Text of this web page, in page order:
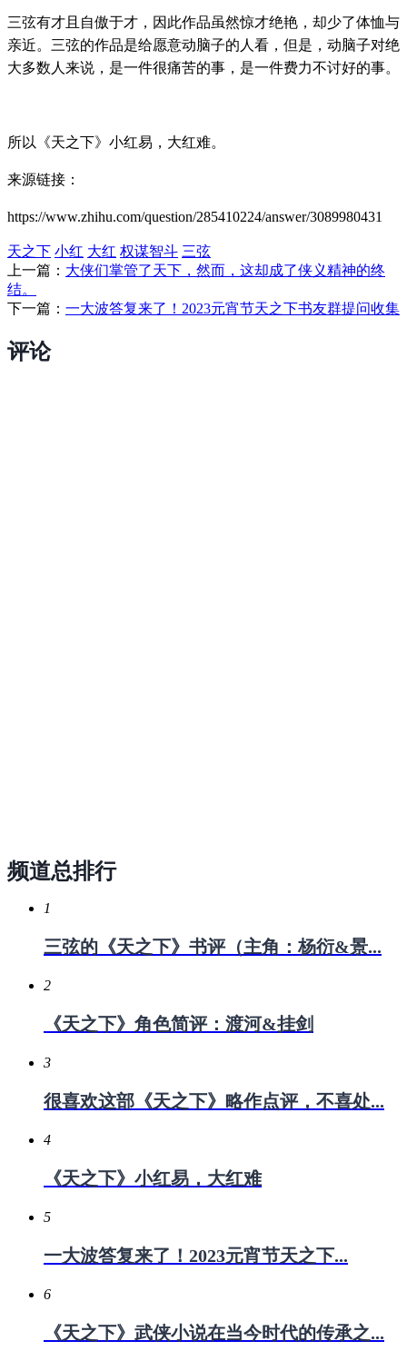
三弦有才且自傲于才，因此作品虽然惊才绝艳，却少了体恤与
亲近。三弦的作品是给愿意动脑子的人看，但是，动脑子对绝
大多数人来说，是一件很痛苦的事，是一件费力不讨好的事。
所以《天之下》小红易，大红难。
来源链接：
https://www.zhihu.com/question/285410224/answer/3089980431
天之下 小红 大红 权谋智斗 三弦
上一篇： 大侠们掌管了天下，然而，这却成了侠义精神的终
结。
下一篇： 一大波答复来了！2023元宵节天之下书友群提问收集
评论
频道总排行
1
三弦的《天之下》书评（主角：杨衍&景...
2
《天之下》角色简评：渡河&挂剑
3
很喜欢这部《天之下》略作点评，不喜处...
4
《天之下》小红易，大红难
5
一大波答复来了！2023元宵节天之下...
6
《天之下》武侠小说在当今时代的传承之...